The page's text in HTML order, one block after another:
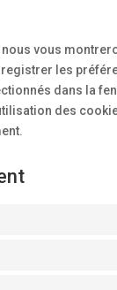
vous
les
dans la
des